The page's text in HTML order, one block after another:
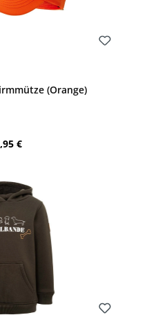
(Orange)
Preis:
€